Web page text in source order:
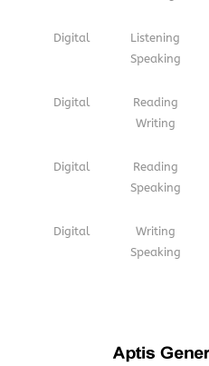
Digital
Listening
Speaking
Digital
Reading
Writing
Digital
Reading
Speaking
Digital
Writing
Speaking